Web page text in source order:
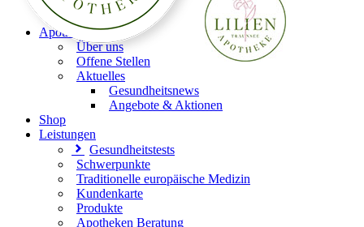
Apotheke
Über uns
Offene Stellen
Aktuelles
Gesundheitsnews
Angebote & Aktionen
Shop
Leistungen
Gesundheitstests
Schwerpunkte
Traditionelle europäische Medizin
Kundenkarte
Produkte
Apotheken Beratung